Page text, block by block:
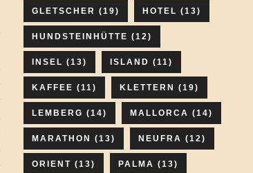
GLETSCHER (19) HOTEL (13)
HUNDSTEINHÜTTE (12)
INSEL (13) ISLAND (11)
KAFFEE (11) KLETTERN (19)
LEMBERG (14) MALLORCA (14)
MARATHON (13) NEUFRA (12)
ORIENT (13) PALMA (13)